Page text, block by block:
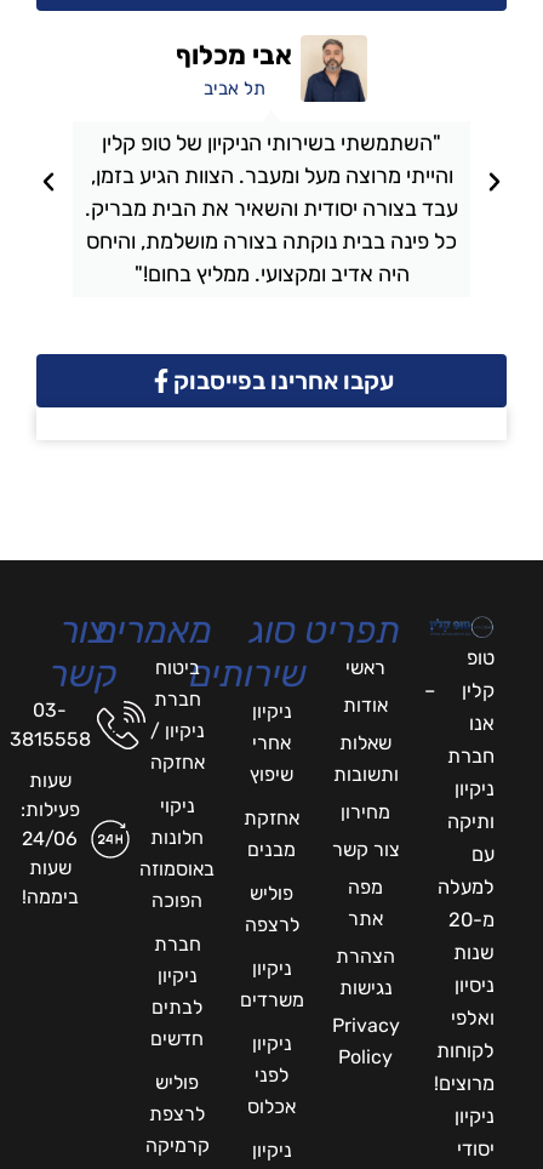
"השתמשתי בשירותי הניקיון של טופ קלין
והייתי מרוצה מעל ומעבר. הצוות הגיע בזמן,
עבד בצורה יסודית והשאיר את הבית מבריק.
כל פינה בבית נוקתה בצורה מושלמת, והיחס
היה אדיב ומקצועי. ממליץ בחום!"
אבי מכלוף
תל אביב
עקבו אחרינו בפייסבוק
טופ
קלין –
אנו
חברת
ניקיון
ותיקה
עם
למעלה
מ-20
שנות
ניסיון
ואלפי
לקוחות
מרוצים!
ניקיון
יסודי
תפריט
ראשי
אודות
שאלות
ותשובות
מחירון
צור קשר
מפה
אתר
הצהרת
נגישות
Privacy
Policy
סוג
שירותים
ניקיון
אחרי
שיפוץ
אחזקת
מבנים
פוליש
לרצפה
ניקיון
משרדים
ניקיון
לפני
אכלוס
ניקיון
מאמרים
ביטוח
חברת
ניקיון /
אחזקה
ניקוי
חלונות
באוסמוזה
הפוכה
חברת
ניקיון
לבתים
חדשים
פוליש
לרצפת
קרמיקה
צור
קשר
03-
3815558
שעות
פעילות:
24/06
שעות
ביממה!